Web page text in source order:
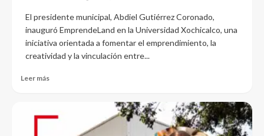
El presidente municipal, Abdiel Gutiérrez Coronado,
inauguró EmprendeLand en la Universidad Xochicalco, una
iniciativa orientada a fomentar el emprendimiento, la
creatividad y la vinculación entre...
Leer más